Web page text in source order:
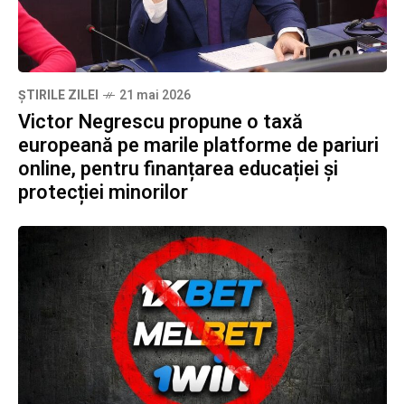
ȘTIRILE ZILEI 21 mai 2026
Victor Negrescu propune o taxă
europeană pe marile platforme de pariuri
online, pentru finanțarea educației și
protecției minorilor